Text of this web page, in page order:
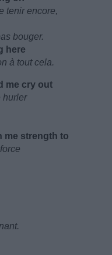
tenir encore,
bouger.
here
à tout cela.
me cry out
hurler
me strength to